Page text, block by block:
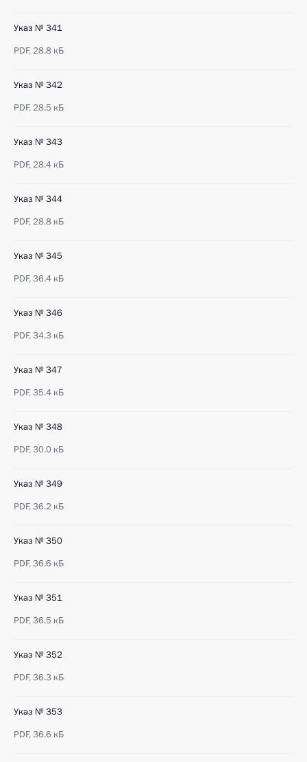
Указ № 341
PDF,28.8 кБ
Указ № 342
PDF,28.5 кБ
Указ № 343
PDF,28.4 кБ
Указ № 344
PDF,28.8 кБ
Указ № 345
PDF,36.4 кБ
Указ № 346
PDF,34.3 кБ
Указ № 347
PDF,35.4 кБ
Указ № 348
PDF,30.0 кБ
Указ № 349
PDF,36.2 кБ
Указ № 350
PDF,36.6 кБ
Указ № 351
PDF,36.5 кБ
Указ № 352
PDF,36.3 кБ
Указ № 353
PDF,36.6 кБ